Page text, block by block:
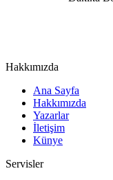
Hakkımızda
Ana Sayfa
Hakkımızda
Yazarlar
İletişim
Künye
Servisler